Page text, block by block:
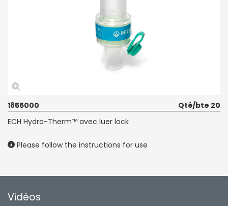
1855000
Qté/bte 20
ECH Hydro-Therm™ avec luer lock
Please follow the instructions for use
Vidéos